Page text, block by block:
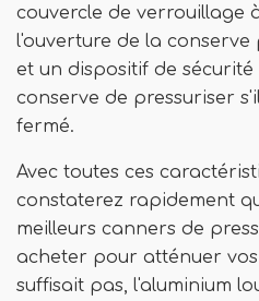
couvercle de verrouillage
l'ouverture de la conserve
et un dispositif de
conserve de pressuriser
fermé.
Avec toutes ces
constaterez rapidement
meilleurs canners de
acheter pour atténuer vos
suffisait pas, l'aluminium